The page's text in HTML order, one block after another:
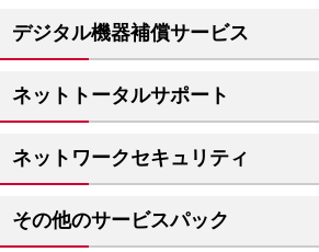
デジタル機器補償サービス
ネットトータルサポート
ネットワークセキュリティ
その他のサービスパック